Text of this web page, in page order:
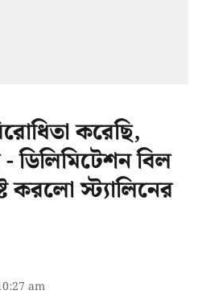
করেছি,
বিল
করলো স্ট্যালিনের
am